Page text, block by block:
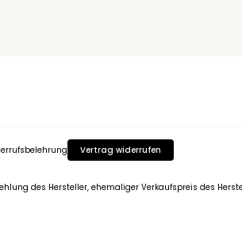
Vertrag widerrufen
des Hersteller, ehemaliger Verkaufspreis des